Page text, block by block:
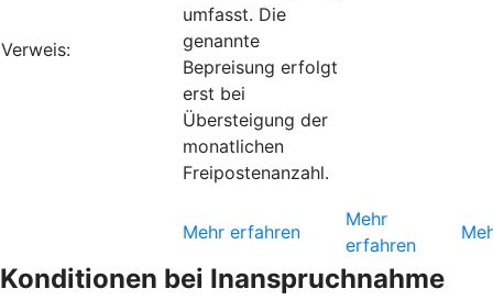
Verweis:
umfasst. Die
genannte
Bepreisung erfolgt
erst bei
Übersteigung der
monatlichen
Freipostenanzahl.
Mehr erfahren
Mehr
erfahren
Konditionen bei Inanspruchnahme